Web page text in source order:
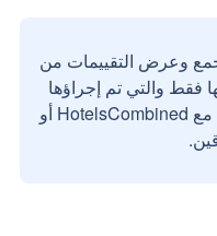
وعرض التقييمات من
فقط والتي تم إجراؤها
بواسطة مستخدمين حقيقيين مع HotelsCombined أو